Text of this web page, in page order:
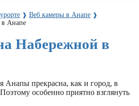
❱ Веб камеры в Анапе ❱
в Анапе
Набережной в
Анапы прекрасна, как и город, в
особенно приятно взглянуть